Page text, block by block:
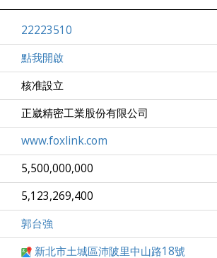
22223510
點我開啟
核准設立
正崴精密工業股份有限公司
www.foxlink.com
5,500,000,000
5,123,269,400
郭台強
新北市土城區沛陂里中山路18號